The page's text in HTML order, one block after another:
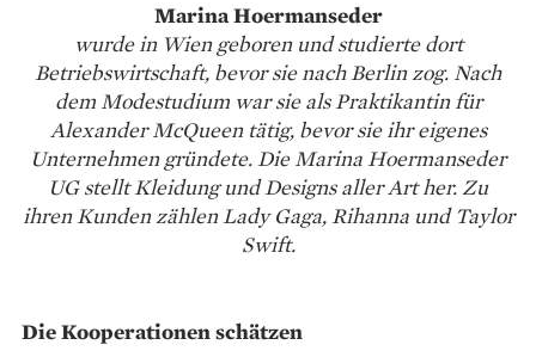
Marina Hoermanseder
wurde in Wien geboren und studierte dort
Betriebswirtschaft, bevor sie nach Berlin zog. Nach
dem Modestudium war sie als Praktikantin für
Alexander McQueen tätig, bevor sie ihr eigenes
Unternehmen gründete. Die Marina Hoermanseder
UG stellt Kleidung und Designs aller Art her. Zu
ihren Kunden zählen Lady Gaga, Rihanna und Taylor
Swift.
Die Kooperationen schätzen